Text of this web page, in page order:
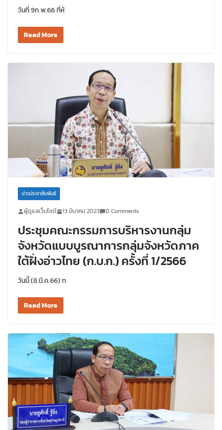
วันที่ 9ก.พ.66 ที่ห้
Read More
ข่าวประชาสัมพันธ์
ผู้ดูแลเว็บไซต์ 13 มีนาคม 2023 0 Comments
ประชุมคณะกรรมการบริหารงานกลุ่ม
จังหวัดแบบบูรณาการกลุ่มจังหวัดภาค
ใต้ฝั่งอ่าวไทย (ก.บ.ก.) ครั้งที่ 1/2566
วันนี้ (8 มี.ค.66) ท
Read More